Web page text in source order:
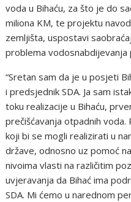
voda u Bihaću, za što je do
miliona KM, te projektu
zemljišta, uspostavi
problema vodosnabdijevanja
“Sretan sam da je u posjeti
i predsjednik SDA. Ja sam
toku realizacije u Bihaću,
prečišćavanja otpadnih
koji bi se mogli realizirati u
države, odnosno uz pomoć
nivoima vlasti na različitim
uvjeravanja da Bihać ima
SDA. Mi ćemo u narednom